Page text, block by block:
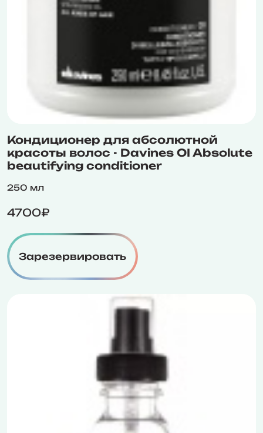
Кондиционер для абсолютной
красоты волос - Davines OI Absolute
beautifying conditioner
250 мл
4700₽
Зарезервировать